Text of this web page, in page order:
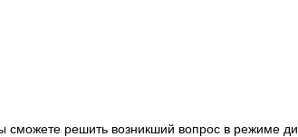
сможете решить возникший вопрос в режиме